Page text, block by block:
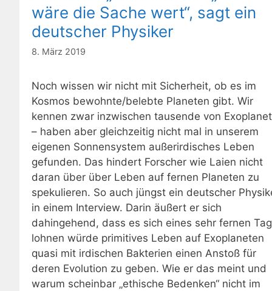
wäre die Sache wert“, sagt ein
deutscher Physiker
8. März 2019
Noch wissen wir nicht mit Sicherheit, ob es im
Kosmos bewohnte/belebte Planeten gibt. Wir
kennen zwar inzwischen tausende von
– haben aber gleichzeitig nicht mal in unserem
eigenen Sonnensystem außerirdisches Leben
gefunden. Das hindert Forscher wie Laien nicht
daran über über Leben auf fernen Planeten zu
spekulieren. So auch jüngst ein deutscher
in einem Interview. Darin äußert er sich
dahingehend, dass es sich eines sehr fernen
lohnen würde primitives Leben auf Exoplaneten
quasi mit irdischen Bakterien einen Anstoß für
deren Evolution zu geben. Wie er das meint und
warum scheinbar „ethische Bedenken“ nicht im